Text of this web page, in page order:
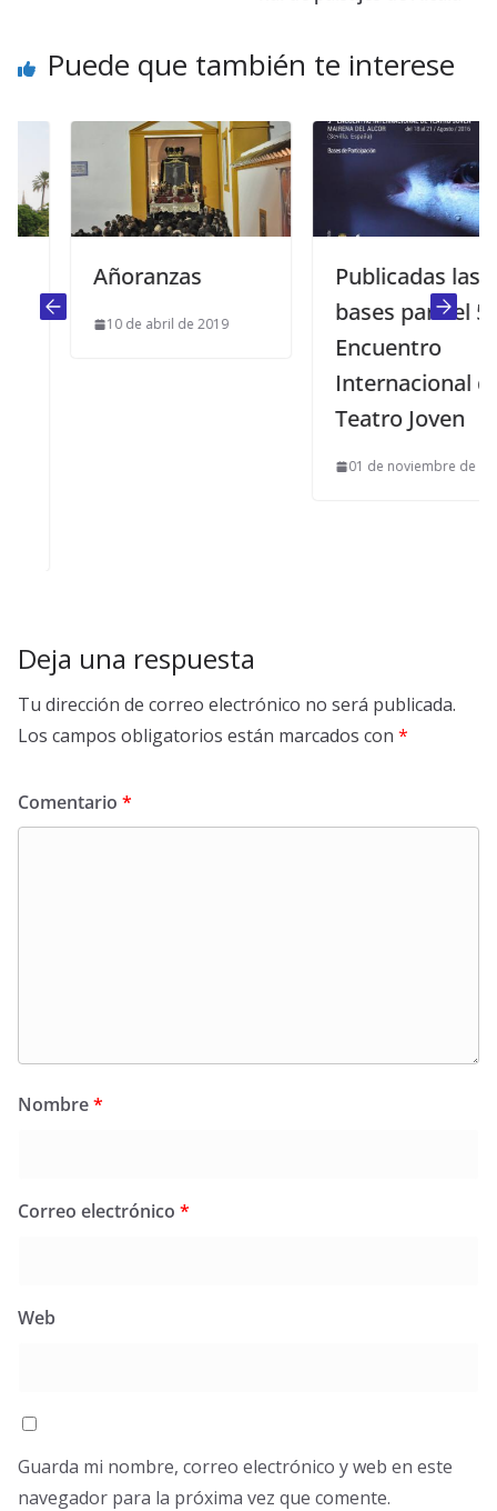
Puede que también te interese
Añoranzas
10 de abril de 2019
Publicadas las
bases para el 5º
Encuentro
Internacional de
Teatro Joven
01 de noviembre de 2015
Deja una respuesta
Tu dirección de correo electrónico no será publicada.
Los campos obligatorios están marcados con *
Comentario *
Nombre*
Correo electrónico *
Web
Guarda mi nombre, correo electrónico y web en este
navegador para la próxima vez que comente.